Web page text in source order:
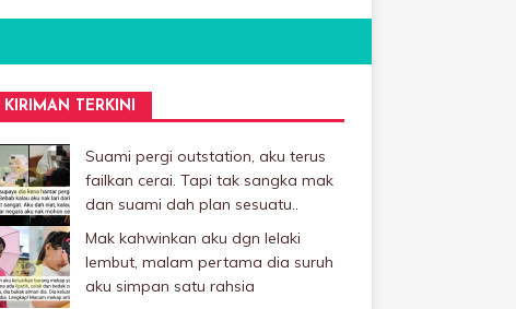
KIRIMAN TERKINI
Suami pergi outstation, aku terus
failkan cerai. Tapi tak sangka mak
dan suami dah plan sesuatu..
Mak kahwinkan aku dgn lelaki
Iembut, malam pertama dia suruh
aku simpan satu rahsia